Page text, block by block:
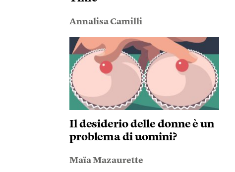
Annalisa Camilli
Il desiderio delle donne è un
problema di uomini?
Maïa Mazaurette